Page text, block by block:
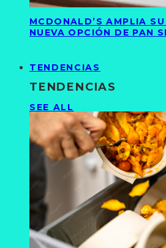
MCDONALD’S AMPLIA
NUEVA OPCIÓN DE PAN
TENDENCIAS
TENDENCIAS
SEE ALL